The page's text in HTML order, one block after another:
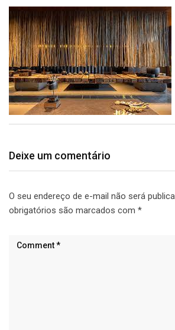
Deixe um comentário
O seu endereço de e-mail não será
obrigatórios são marcados com *